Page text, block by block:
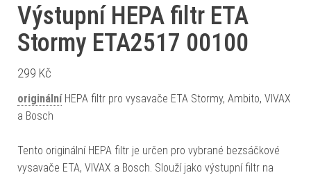
Výstupní HEPA filtr ETA
Stormy ETA2517 00100
299 Kč
originálníHEPA filtr pro vysavače ETA Stormy, Ambito, VIVAX
a Bosch
Tento originální HEPA filtr je určen pro vybrané bezsáčkové
vysavače ETA, VIVAX a Bosch. Slouží jako výstupní filtr na